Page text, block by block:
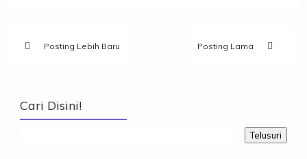
Posting Lebih Baru Posting Lama
Cari Disini!